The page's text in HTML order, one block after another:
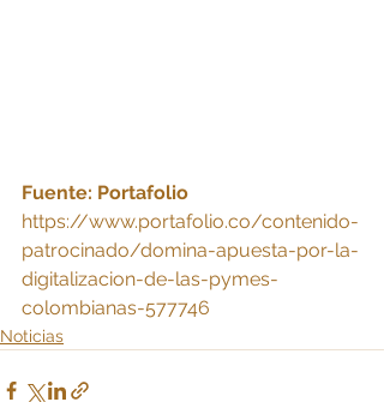
Fuente: Portafolio
https://www.portafolio.co/contenido-
patrocinado/domina-apuesta-por-la-
digitalizacion-de-las-pymes-
colombianas-577746
Noticias